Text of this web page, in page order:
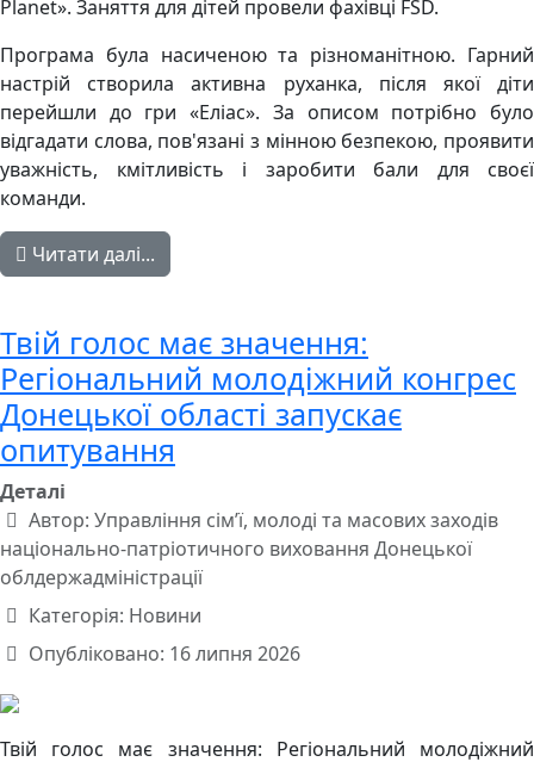
Planet». Заняття для дітей провели фахівці FSD.
Програма була насиченою та різноманітною. Гарний
настрій створила активна руханка, після якої діти
перейшли до гри «Еліас». За описом потрібно було
відгадати слова, пов'язані з мінною безпекою, проявити
уважність, кмітливість і заробити бали для своєї
команди.
Читати далі...
Твій голос має значення:
Регіональний молодіжний конгрес
Донецької області запускає
опитування
Деталі
Автор: Управління сім’ї, молоді та масових заходів
національно-патріотичного виховання Донецької
облдержадміністрації
Категорія: Новини
Опубліковано: 16 липня 2026
Твій голос має значення: Регіональний молодіжний